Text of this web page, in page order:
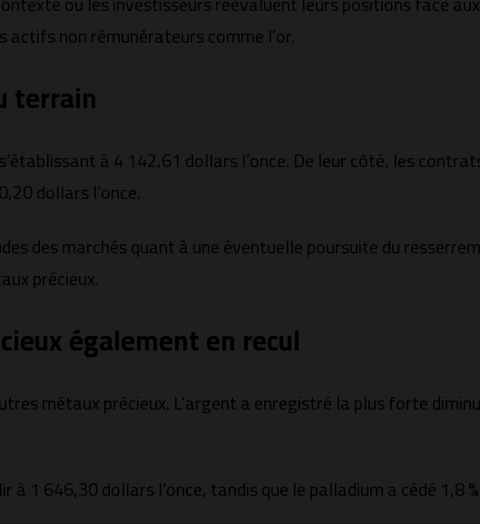
non rémunérateurs comme l’or.
terrain
à 4 142,61 dollars l’once. De leur côté, les
dollars l’once.
des marchés quant à une éventuelle poursuite du
précieux.
également en recul
métaux précieux. L’argent a enregistré la plus forte
à 1 646,30 dollars l’once, tandis que le palladium a cédé 1,8